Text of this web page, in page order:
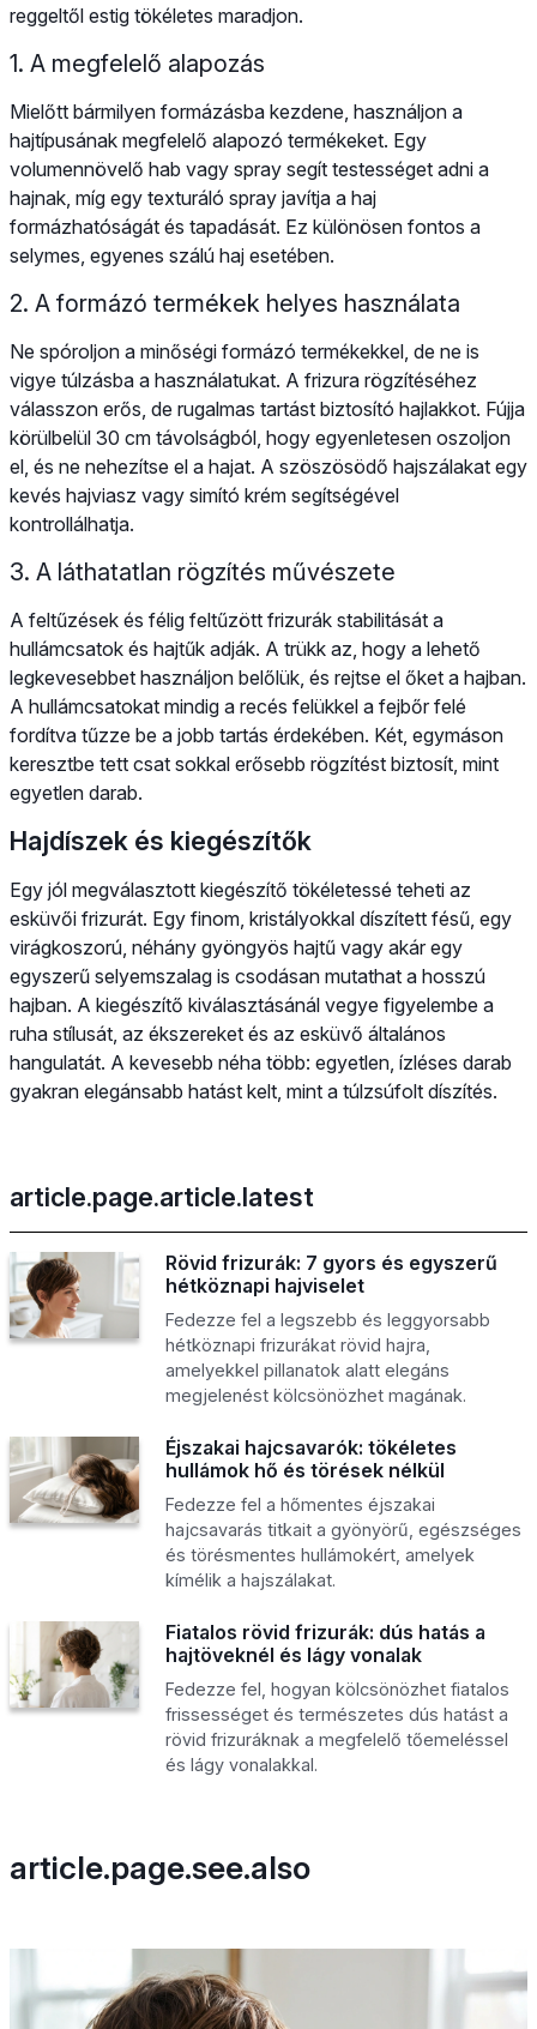
reggeltől estig tökéletes maradjon.
1. A megfelelő alapozás
Mielőtt bármilyen formázásba kezdene, használjon a
hajtípusának megfelelő alapozó termékeket. Egy
volumennövelő hab vagy spray segít testességet adni a
hajnak, míg egy texturáló spray javítja a haj
formázhatóságát és tapadását. Ez különösen fontos a
selymes, egyenes szálú haj esetében.
2. A formázó termékek helyes használata
Ne spóroljon a minőségi formázó termékekkel, de ne is
vigye túlzásba a használatukat. A frizura rögzítéséhez
válasszon erős, de rugalmas tartást biztosító hajlakkot. Fújja
körülbelül 30 cm távolságból, hogy egyenletesen oszoljon
el, és ne nehezítse el a hajat. A szöszösödő hajszálakat egy
kevés hajviasz vagy simító krém segítségével
kontrollálhatja.
3. A láthatatlan rögzítés művészete
A feltűzések és félig feltűzött frizurák stabilitását a
hullámcsatok és hajtűk adják. A trükk az, hogy a lehető
legkevesebbet használjon belőlük, és rejtse el őket a hajban.
A hullámcsatokat mindig a recés felükkel a fejbőr felé
fordítva tűzze be a jobb tartás érdekében. Két, egymáson
keresztbe tett csat sokkal erősebb rögzítést biztosít, mint
egyetlen darab.
Hajdíszek és kiegészítők
Egy jól megválasztott kiegészítő tökéletessé teheti az
esküvői frizurát. Egy finom, kristályokkal díszített fésű, egy
virágkoszorú, néhány gyöngyös hajtű vagy akár egy
egyszerű selyemszalag is csodásan mutathat a hosszú
hajban. A kiegészítő kiválasztásánál vegye figyelembe a
ruha stílusát, az ékszereket és az esküvő általános
hangulatát. A kevesebb néha több: egyetlen, ízléses darab
gyakran elegánsabb hatást kelt, mint a túlzsúfolt díszítés.
article.page.article.latest
Rövid frizurák: 7 gyors és egyszerű
hétköznapi hajviselet
Fedezze fel a legszebb és leggyorsabb
hétköznapi frizurákat rövid hajra,
amelyekkel pillanatok alatt elegáns
megjelenést kölcsönözhet magának.
Éjszakai hajcsavarók: tökéletes
hullámok hő és törések nélkül
Fedezze fel a hőmentes éjszakai
hajcsavarás titkait a gyönyörű, egészséges
és törésmentes hullámokért, amelyek
kímélik a hajszálakat.
Fiatalos rövid frizurák: dús hatás a
hajtöveknél és lágy vonalak
Fedezze fel, hogyan kölcsönözhet fiatalos
frissességet és természetes dús hatást a
rövid frizuráknak a megfelelő tőemeléssel
és lágy vonalakkal.
article.page.see.also